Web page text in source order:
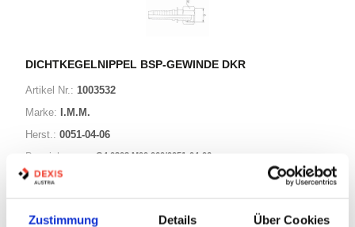
Zustimmung Details Über Cookies
DICHTKEGELNIPPEL BSP-GEWINDE DKR
Artikel Nr.: 1003532
Marke: I.M.M.
Herst.: 0051-04-06
Bezeichnung:
G4 0303 M00 060/0051-04-06
25 Varianten